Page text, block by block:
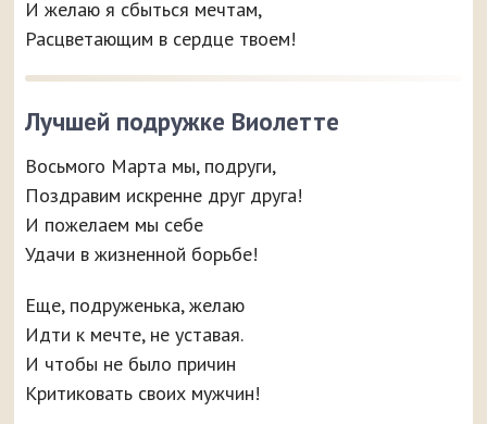
И желаю я сбыться мечтам,
Расцветающим в сердце твоем!
Лучшей подружке Виолетте
Восьмого Марта мы, подруги,
Поздравим искренне друг друга!
И пожелаем мы себе
Удачи в жизненной борьбе!
Еще, подруженька, желаю
Идти к мечте, не уставая.
И чтобы не было причин
Критиковать своих мужчин!